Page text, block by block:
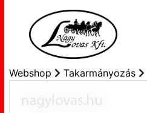
Webshop Takarmányozás